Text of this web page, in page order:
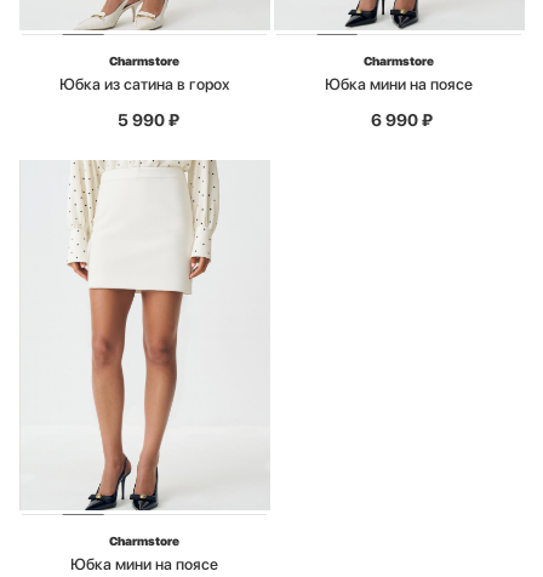
Charmstore
Юбка из сатина в горох
5 990₽
Charmstore
Юбка мини на поясе
6 990₽
Charmstore
Юбка мини на поясе